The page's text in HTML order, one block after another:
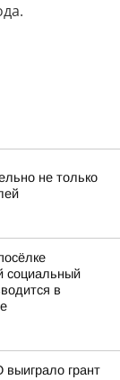
не только
социальный
в
грант